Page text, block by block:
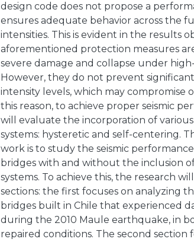
design code does not propose a
ensures adequate behavior across the
intensities. This is evident in the results
aforementioned protection measures
severe damage and collapse under
However, they do not prevent
intensity levels, which may compromise
this reason, to achieve proper seismic
will evaluate the incorporation of
systems: hysteretic and self-centering.
work is to study the seismic
bridges with and without the inclusion
systems. To achieve this, the research
sections: the first focuses on analyzing
bridges built in Chile that experienced
during the 2010 Maule earthquake, in
repaired conditions. The second section